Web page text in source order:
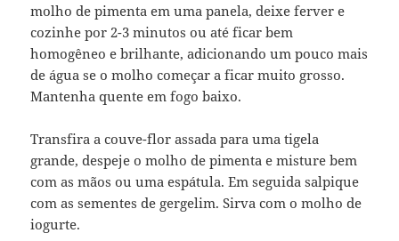
molho de pimenta em uma panela, deixe ferver e
cozinhe por 2-3 minutos ou até ficar bem
homogêneo e brilhante, adicionando um pouco mais
de água se o molho começar a ficar muito grosso.
Mantenha quente em fogo baixo.
Transfira a couve-flor assada para uma tigela
grande, despeje o molho de pimenta e misture bem
com as mãos ou uma espátula. Em seguida salpique
com as sementes de gergelim. Sirva com o molho de
iogurte.